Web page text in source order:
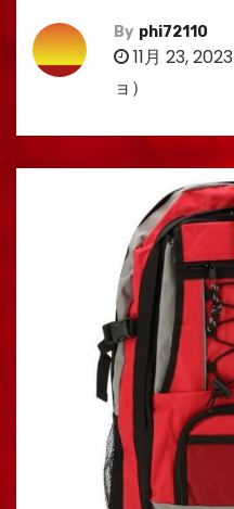
By phi72110
11月 23, 2023
ョ）